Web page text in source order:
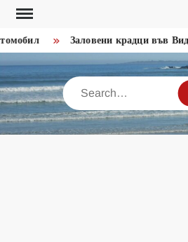
Skip
content
Заловени крадци във Видин
Search